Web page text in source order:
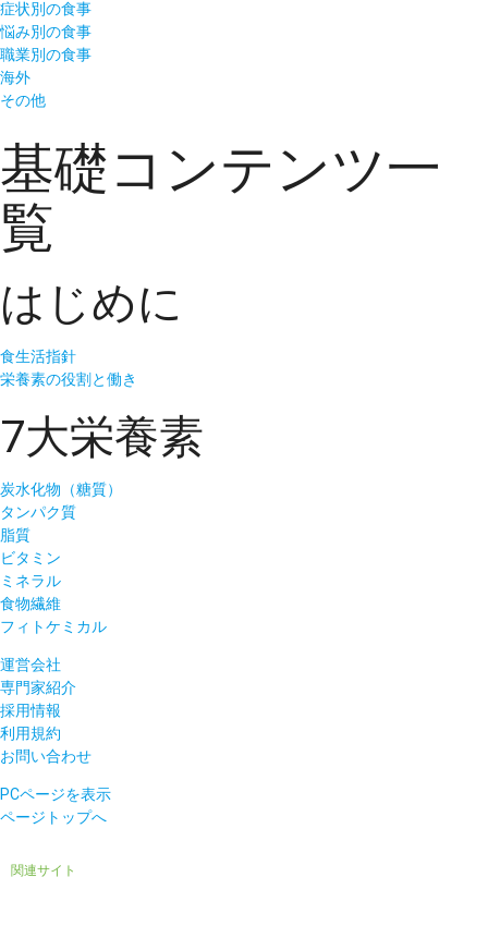
症状別の食事
悩み別の食事
職業別の食事
海外
その他
基礎コンテンツ一
覧
はじめに
食生活指針
栄養素の役割と働き
7大栄養素
炭水化物（糖質）
タンパク質
脂質
ビタミン
ミネラル
食物繊維
フィトケミカル
運営会社
専門家紹介
採用情報
利用規約
お問い合わせ
PCページを表示
ページトップへ
関連サイト